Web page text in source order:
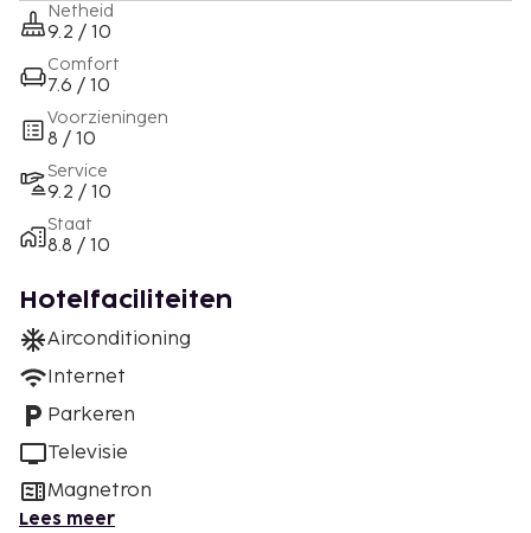
Netheid
9.2 / 10
Comfort
7.6 / 10
Voorzieningen
8 / 10
Service
9.2 / 10
Staat
8.8 / 10
Hotelfaciliteiten
Airconditioning
Internet
Parkeren
Televisie
Magnetron
Lees meer